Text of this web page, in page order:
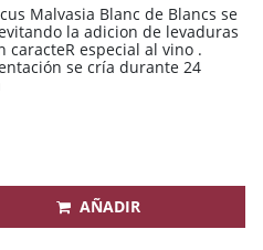
Malvasia Blanc de Blancs se
la adicion de levaduras
caracteR especial al vino .
se cría durante 24
AÑADIR